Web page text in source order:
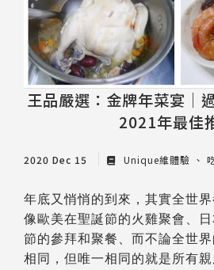
王品嚴選：金牌年菜宴│
2021年最佳
2020 Dec 15 Unique維體驗
年底又悄悄的到來，其實全世界
像歐美在聖誕節的火雞聚會、
節的參拜和聚餐、而不論全世
相同，但唯一相同的就是所有